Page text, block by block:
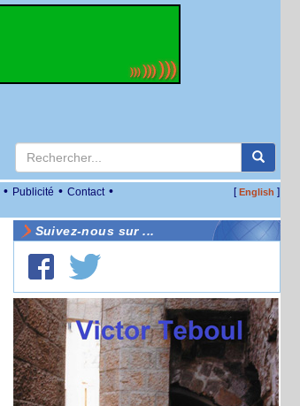
• Publicité • Contact • [English ]
Suivez-nous sur ...